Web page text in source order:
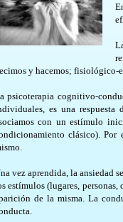
y hacemos; fisiológico-
psicoterapia cognitivo-
es una respuesta
con un estímulo
clásico).
vez aprendida, la ansiedad
estímulos (lugares,
de la misma. La